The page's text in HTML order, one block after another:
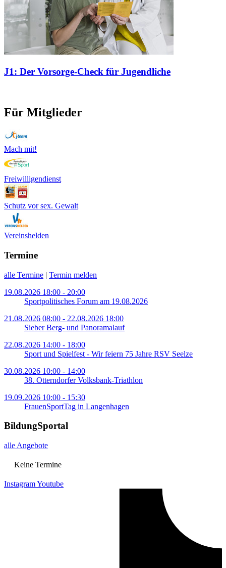
J1: Der Vorsorge-Check für Jugendliche
Für Mitglieder
Mach mit!
Freiwilligendienst
Schutz vor sex. Gewalt
Vereinshelden
Termine
alle Termine | Termin melden
19.08.2026 18:00 - 20:00
Sportpolitisches Forum am 19.08.2026
21.08.2026 08:00 - 22.08.2026 18:00
Sieber Berg- und Panoramalauf
22.08.2026 14:00 - 18:00
Sport und Spielfest - Wir feiern 75 Jahre RSV Seelze
30.08.2026 10:00 - 14:00
38. Otterndorfer Volksbank-Triathlon
19.09.2026 10:00 - 15:30
FrauenSportTag in Langenhagen
BildungSportal
alle Angebote
Keine Termine
InstagramYoutube